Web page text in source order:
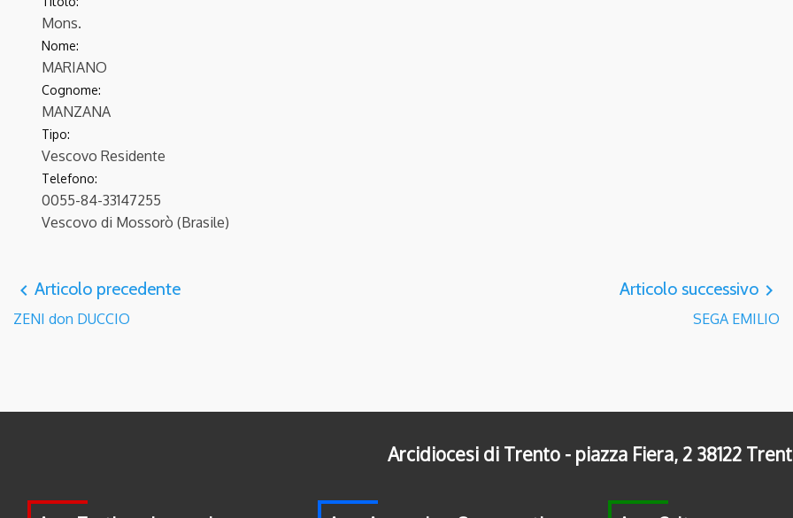
Mons.
Nome:
MARIANO
Cognome:
MANZANA
Tipo:
Vescovo Residente
Telefono:
0055-84-33147255
Vescovo di Mossorò (Brasile)
navigate_before Articolo precedente
ZENI don DUCCIO
Articolo successivo navigate_next
SEGA EMILIO
Arcidiocesi di Trento - piazza Fiera, 2 38122